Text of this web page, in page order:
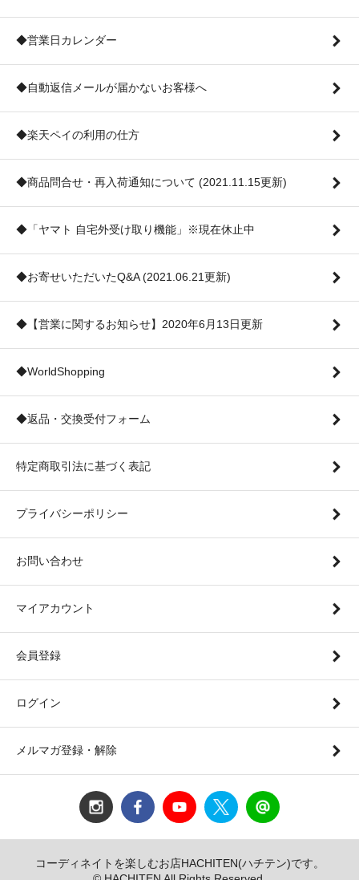
◆営業日カレンダー
◆自動返信メールが届かないお客様へ
◆楽天ペイの利用の仕方
◆商品問合せ・再入荷通知について (2021.11.15更新)
◆「ヤマト 自宅外受け取り機能」※現在休止中
◆お寄せいただいたQ&A (2021.06.21更新)
◆【営業に関するお知らせ】2020年6月13日更新
◆WorldShopping
◆返品・交換受付フォーム
特定商取引法に基づく表記
プライバシーポリシー
お問い合わせ
マイアカウント
会員登録
ログイン
メルマガ登録・解除
コーディネイトを楽しむお店HACHITEN(ハチテン)です。